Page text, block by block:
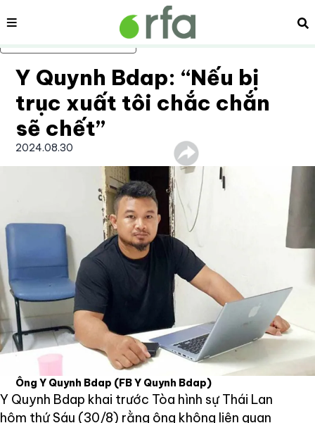
Bỏ qua nội dung chính
Nội dung
Y Quynh Bdap: “Nếu bị
trục xuất tôi chắc chắn
sẽ chết”
2024.08.30
Ông Y Quynh Bdap (FB Y Quynh Bdap)
Y Quynh Bdap khai trước Tòa hình sự Thái Lan
hôm thứ Sáu (30/8) rằng ông không liên quan